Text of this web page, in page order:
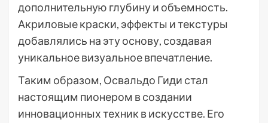
дополнительную глубину и объемность.
Акриловые краски, эффекты и текстуры
добавлялись на эту основу, создавая
уникальное визуальное впечатление.
Таким образом, Освальдо Гиди стал
настоящим пионером в создании
инновационных техник в искусстве. Его